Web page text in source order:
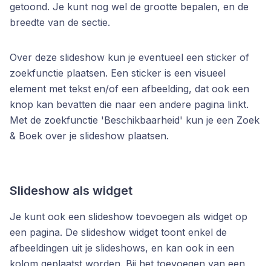
getoond. Je kunt nog wel de grootte bepalen, en de
breedte van de sectie.
Over deze slideshow kun je eventueel een sticker of
zoekfunctie plaatsen. Een sticker is een visueel
element met tekst en/of een afbeelding, dat ook een
knop kan bevatten die naar een andere pagina linkt.
Met de zoekfunctie 'Beschikbaarheid' kun je een Zoek
& Boek over je slideshow plaatsen.
Slideshow als widget
Je kunt ook een slideshow toevoegen als widget op
een pagina. De slideshow widget toont enkel de
afbeeldingen uit je slideshows, en kan ook in een
kolom geplaatst worden. Bij het toevoegen van een